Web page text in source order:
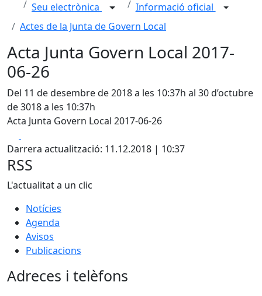
Seu electrònica
Informació oficial
Actes de la Junta de Govern Local
Acta Junta Govern Local 2017-
06-26
Del 11 de desembre de 2018 a les 10:37h al 30 d’octubre
de 3018 a les 10:37h
Acta Junta Govern Local 2017-06-26
Darrera actualització: 11.12.2018 | 10:37
RSS
L'actualitat a un clic
Notícies
Agenda
Avisos
Publicacions
Adreces i telèfons